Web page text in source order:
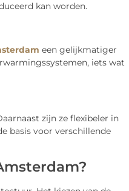
kan worden.
een gelijkmatiger
iets wat
zijn ze flexibeler in
basis voor verschillende